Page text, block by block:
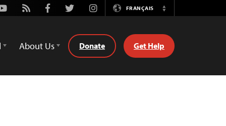
Rss FacebookTwitterInstagramFRANÇAIS
Switch
About Us Donate Get Help